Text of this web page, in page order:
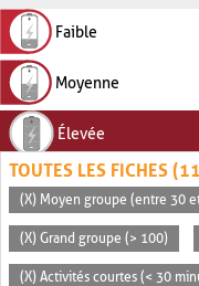
Faible
Moyenne
Élevée
TOUTES LES FICHES
(X) Moyen groupe (entre 30
(X) Grand groupe (> 100)
(X) Activités courtes (< 30